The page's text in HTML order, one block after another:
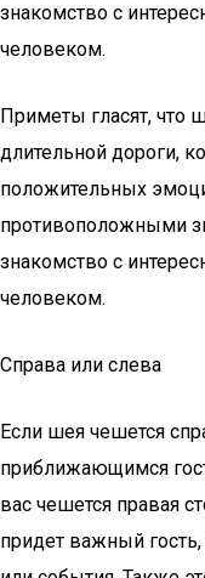
знакомство с
человеком.
Приметы гласят, что
длительной дороги,
положительных
противоположными
знакомство с
человеком.
Справа или слева
Если шея чешется
приближающимся
вас чешется правая
придет важный